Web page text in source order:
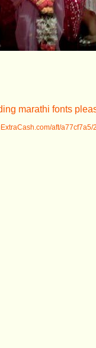
marathi fonts
aft/a77cf7a5/